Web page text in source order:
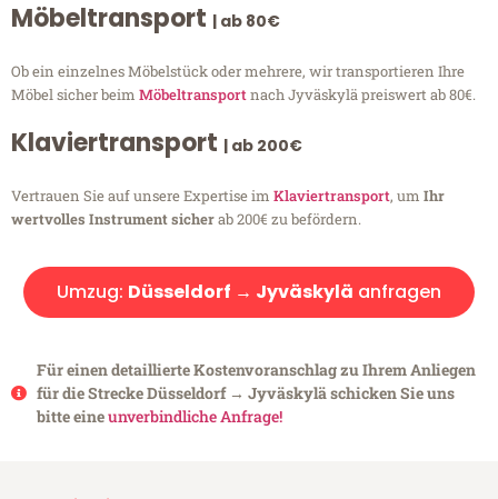
Möbeltransport | ab 80€
Ob ein einzelnes Möbelstück oder mehrere, wir transportieren Ihre
Möbel sicher beim Möbeltransportnach Jyväskylä preiswert ab 80€.
Klaviertransport | ab 200€
Vertrauen Sie auf unsere Expertise im Klaviertransport, um Ihr
wertvolles Instrument sicherab 200€ zu befördern.
Umzug: Düsseldorf → Jyväskylä anfragen
Für einen detaillierte Kostenvoranschlag zu Ihrem Anliegen
für die Strecke Düsseldorf → Jyväskylä schicken Sie uns
bitte eineunverbindliche Anfrage!